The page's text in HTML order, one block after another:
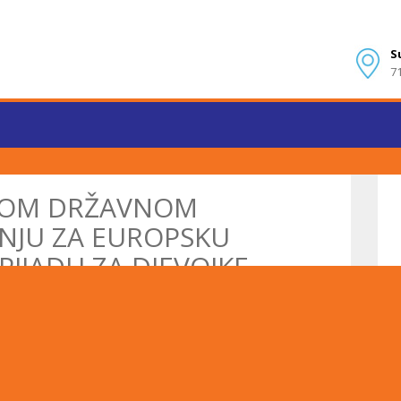
DRŽAVNOM
ZA EUROPSKU
ZA DJEVOJKE
fakultetu u Sarajevu održano je Državno
za djevojke, koja će se ove godine održati u Holandiji
na ovom izbornom takmičenju, te i ove godine ostvarile
takmičenja sve učenice koje predstavljaju državni tim